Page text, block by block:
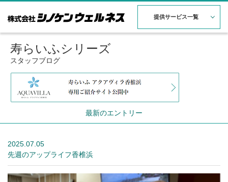
提供サービス一覧
寿らいふシリーズ
スタッフブログ
最新のエントリー
2025.07.05
先週のアップライフ香椎浜